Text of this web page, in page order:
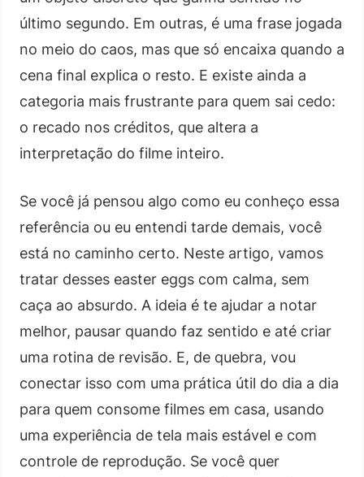
último segundo. Em outras, é uma frase jogada
no meio do caos, mas que só encaixa quando a
cena final explica o resto. E existe ainda a
categoria mais frustrante para quem sai cedo:
o recado nos créditos, que altera a
interpretação do filme inteiro.
Se você já pensou algo como eu conheço essa
referência ou eu entendi tarde demais, você
está no caminho certo. Neste artigo, vamos
tratar desses easter eggs com calma, sem
caça ao absurdo. A ideia é te ajudar a notar
melhor, pausar quando faz sentido e até criar
uma rotina de revisão. E, de quebra, vou
conectar isso com uma prática útil do dia a dia
para quem consome filmes em casa, usando
uma experiência de tela mais estável e com
controle de reprodução. Se você quer